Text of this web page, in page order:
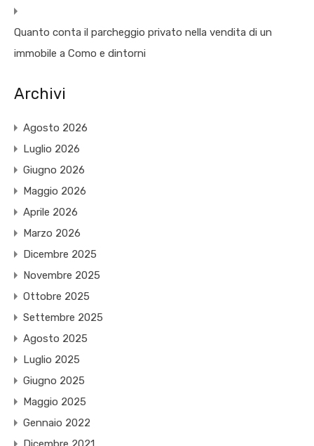
Quanto conta il parcheggio privato nella vendita di un
immobile a Como e dintorni
Archivi
Agosto 2026
Luglio 2026
Giugno 2026
Maggio 2026
Aprile 2026
Marzo 2026
Dicembre 2025
Novembre 2025
Ottobre 2025
Settembre 2025
Agosto 2025
Luglio 2025
Giugno 2025
Maggio 2025
Gennaio 2022